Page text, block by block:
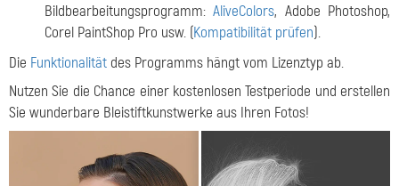
Bildbearbeitungsprogramm:AliveColors, Adobe Photoshop,
Corel PaintShop Pro usw. (Kompatibilität prüfen).
Die Funktionalität des Programms hängt vom Lizenztyp ab.
Nutzen Sie die Chance einer kostenlosen Testperiode und erstellen
Sie wunderbare Bleistiftkunstwerke aus Ihren Fotos!